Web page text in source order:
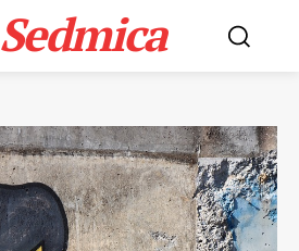
Sedmica